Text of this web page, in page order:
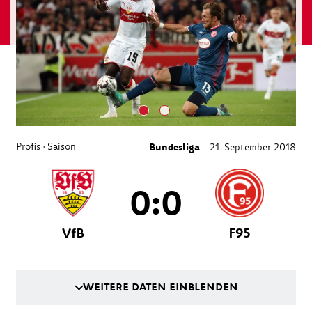
Profis › Saison Bundesliga 21. September 2018
VfB
0:0
F95
WEITERE DATEN EINBLENDEN